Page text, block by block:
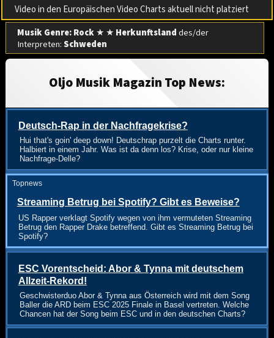
Video in den Europäischen Video Charts aktuell nicht platziert
Musik Genre: Rock★ ★ Herkunftslanddes/der
Interpreten:Schweden
Oljo Musik Magazin Top News:
Deutsch-Rap in der Nachfragekrise?
Hui that's goin' deep down! Deutschrap purzelt die Charts runter.
Halbiert in einem Jahr. Was ist da denn los? Krise, oder nur kleine
Nachfrage-Delle?
Topnews
Streaming Betrug bei Spotify? Gibt es Beweise?
US Rapper verklagt Spotify wegen von ihm vermuteten Streaming
Betrug den Rapper Drake betreffend. Gibt es Streaming Betrug bei
Spotify?
ESC Vorentscheid: Abor & Tynna mit deutschem
Allzeit-Rekord!
Geschwisterduo Abor & Tynna aus Österreich wird mit dem Song
Baller die ARD beim ESC 2025 Finale in Basel vertreten. Welche
Chancen hat der Song beim ESC und in den deutschen Charts?